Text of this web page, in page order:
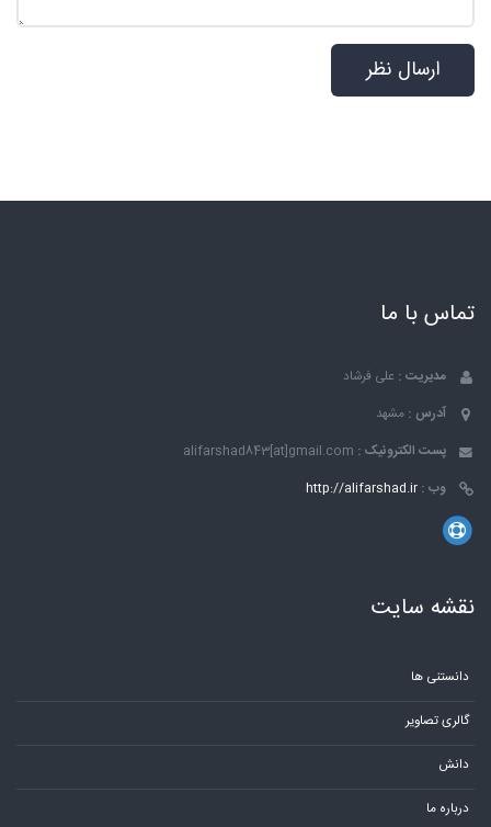
تماس با ما
مدیریت : علی فرشاد
آدرس : مشهد
پست الکترونیک : alifarshad843[at]gmail.com
وب : http://alifarshad.ir
نقشه سایت
دانستنی ها
گالری تصاویر
دانش
درباره ما